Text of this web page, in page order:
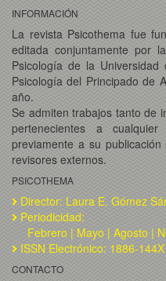
INFORMACIÓN
La revista Psicothema fue
editada conjuntamente por
Psicología de la
Psicología del Principado de
año.
Se admiten trabajos tanto de
pertenecientes a
previamente a su
revisores externos.
PSICOTHEMA
Director: Laura E. Gómez
Periodicidad:
Febrero | Mayo | Agosto |
ISSN Electrónico: 1886-144X
CONTACTO